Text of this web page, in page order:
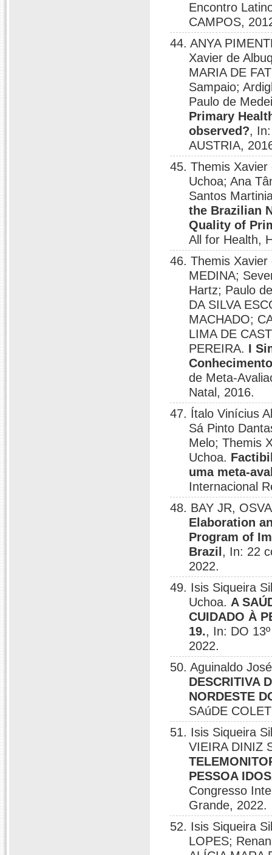
Encontro
CAMPOS,
44. ANYA
Xavier de
MARIA DE
Sampaio;
Paulo de
Primary
observed?,
AUSTRIA,
45. Themis Xavier
Uchoa; Ana
Santos
the Brazilian
Quality of
All for Health,
46. Themis Xavier
MEDINA;
Hartz; Paulo
DA SILVA
MACHADO;
LIMA DE
PEREIRA. I
de Meta-
Natal, 2016.
47. Ítalo Vinícius
Sá Pinto
Melo; Themis
Uchoa.
uma meta-
Internacional
48. BAY JR,
Elaboration
Program of
Brazil , In: 22
2022.
49. Isis Siqueira
Uchoa. A
CUIDADO À
19., In: DO
2022.
50. Aguinaldo
DESCRITIVA
NORDESTE
SAúDE
51. Isis Siqueira
VIEIRA DINIZ
PESSOA
Congresso
Grande, 2022.
52. Isis Siqueira
LOPES;